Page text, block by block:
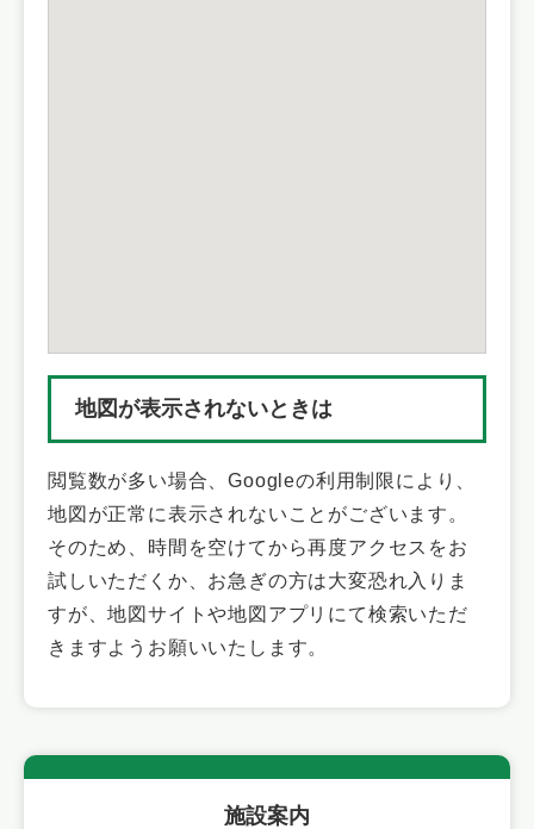
地図が表示されないときは
閲覧数が多い場合、Googleの利用制限により、
地図が正常に表示されないことがございます。
そのため、時間を空けてから再度アクセスをお
試しいただくか、お急ぎの方は大変恐れ入りま
すが、地図サイトや地図アプリにて検索いただ
きますようお願いいたします。
施設案内